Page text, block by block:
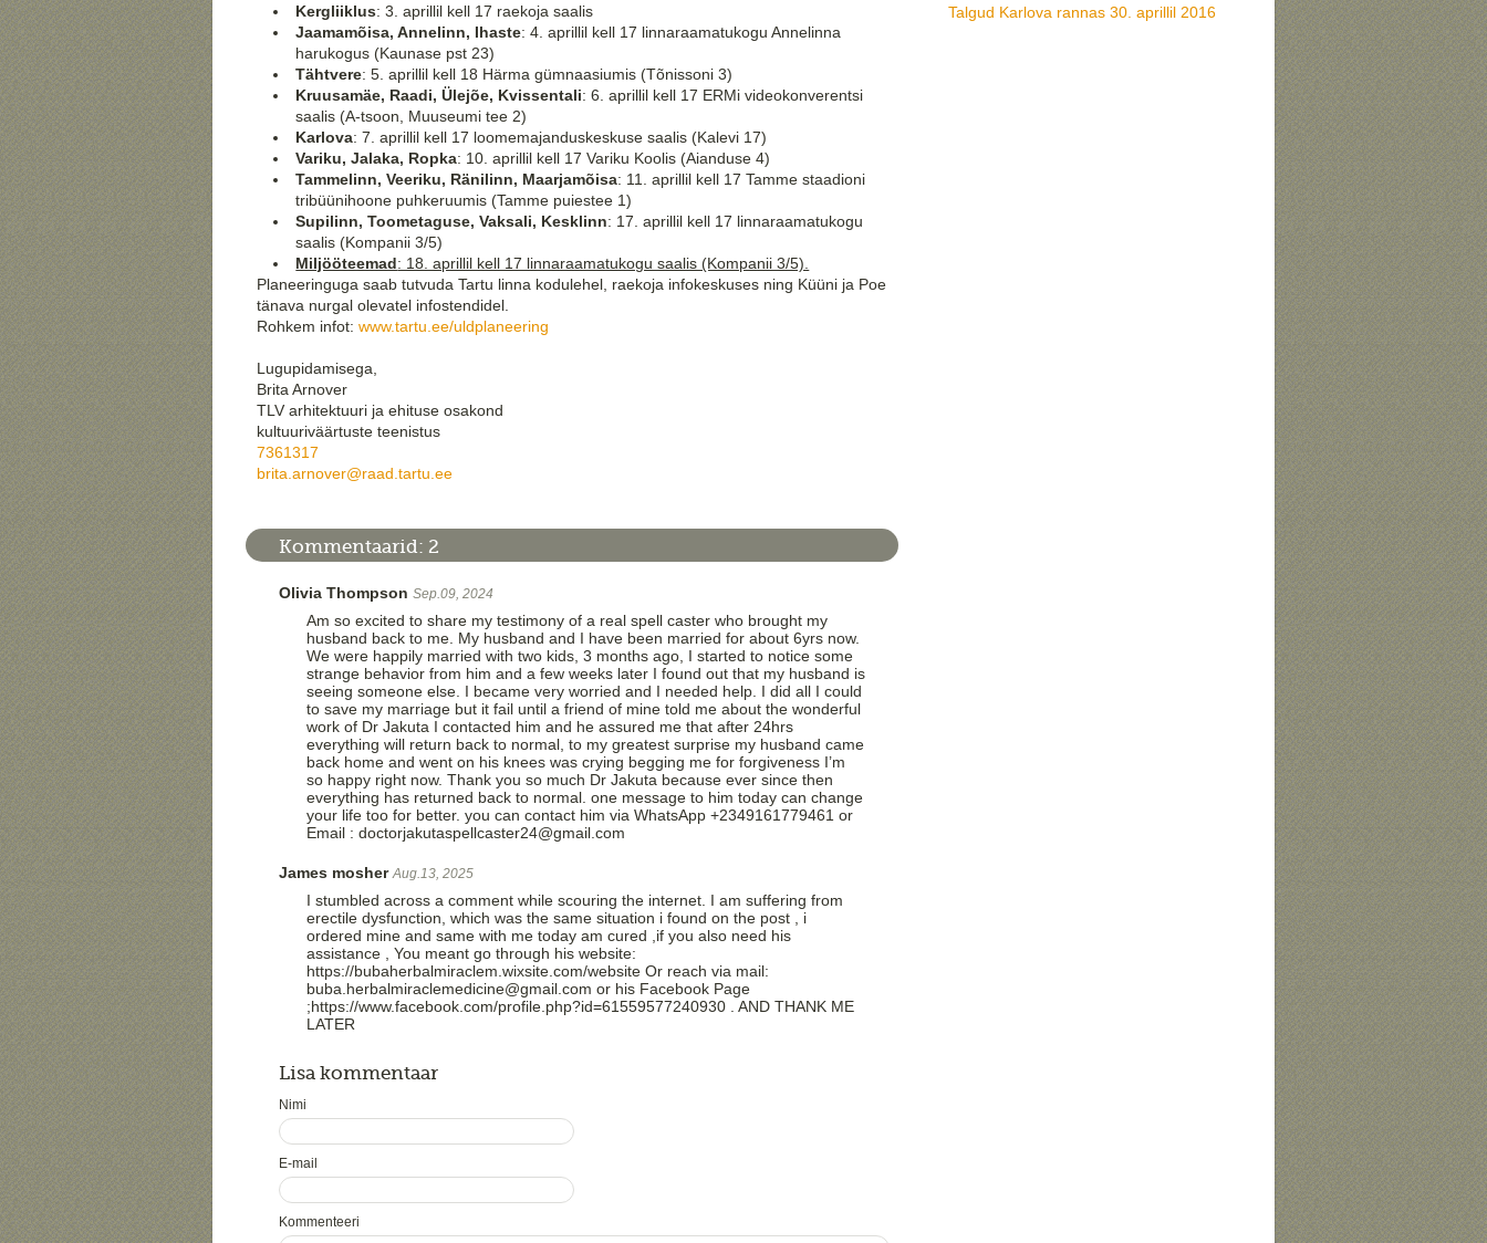
Kergliiklus: 3. aprillil kell 17 raekoja saalis
Jaamamõisa, Annelinn, Ihaste: 4. aprillil kell 17 linnaraamatukogu Annelinna
harukogus (Kaunase pst 23)
Tähtvere: 5. aprillil kell 18 Härma gümnaasiumis (Tõnissoni 3)
Kruusamäe, Raadi, Ülejõe, Kvissentali: 6. aprillil kell 17 ERMi videokonverentsi
saalis (A-tsoon, Muuseumi tee 2)
Karlova: 7. aprillil kell 17 loomemajanduskeskuse saalis (Kalevi 17)
Variku, Jalaka, Ropka: 10. aprillil kell 17 Variku Koolis (Aianduse 4)
Tammelinn, Veeriku, Ränilinn, Maarjamõisa: 11. aprillil kell 17 Tamme staadioni
tribüünihoone puhkeruumis (Tamme puiestee 1)
Supilinn, Toometaguse, Vaksali, Kesklinn: 17. aprillil kell 17 linnaraamatukogu
saalis (Kompanii 3/5)
Miljööteemad: 18. aprillil kell 17 linnaraamatukogu saalis (Kompanii 3/5).
Planeeringuga saab tutvuda Tartu linna kodulehel, raekoja infokeskuses ning Küüni ja Poe
tänava nurgal olevatel infostendidel.
Rohkem infot:www.tartu.ee/uldplaneering
Lugupidamisega,
Brita Arnover
TLV arhitektuuri ja ehituse osakond
kultuuriväärtuste teenistus
7361317
brita.arnover@raad.tartu.ee
Kommentaarid: 2
Olivia Thompson Sep.09, 2024
Am so excited to share my testimony of a real spell caster who brought my
husband back to me. My husband and I have been married for about 6yrs now.
We were happily married with two kids, 3 months ago, I started to notice some
strange behavior from him and a few weeks later I found out that my husband is
seeing someone else. I became very worried and I needed help. I did all I could
to save my marriage but it fail until a friend of mine told me about the wonderful
work of Dr Jakuta I contacted him and he assured me that after 24hrs
everything will return back to normal, to my greatest surprise my husband came
back home and went on his knees was crying begging me for forgiveness I’m
so happy right now. Thank you so much Dr Jakuta because ever since then
everything has returned back to normal. one message to him today can change
your life too for better. you can contact him via WhatsApp +2349161779461 or
Email : doctorjakutaspellcaster24@gmail.com
James mosher Aug.13, 2025
I stumbled across a comment while scouring the internet. I am suffering from
erectile dysfunction, which was the same situation i found on the post , i
ordered mine and same with me today am cured ,if you also need his
assistance , You meant go through his website:
https://bubaherbalmiraclem.wixsite.com/website Or reach via mail:
buba.herbalmiraclemedicine@gmail.com or his Facebook Page
;https://www.facebook.com/profile.php?id=61559577240930 . AND THANK ME
LATER
Lisa kommentaar
Nimi
E-mail
Kommenteeri
Talgud Karlova rannas 30. aprillil 2016